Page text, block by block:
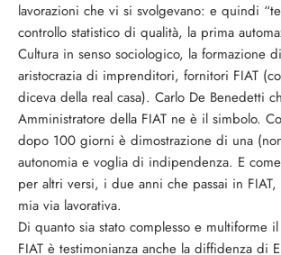
lavorazioni che vi si svolgevano: e quindi
controllo statistico di qualità, la prima
Cultura in senso sociologico, la formazione
aristocrazia di imprenditori, fornitori FIAT
diceva della real casa). Carlo De Benedetti
Amministratore della FIAT ne è il simbolo.
dopo 100 giorni è dimostrazione di una
autonomia e voglia di indipendenza. E
per altri versi, i due anni che passai in
mia via lavorativa.
Di quanto sia stato complesso e multiforme
FIAT è testimonianza anche la diffidenza di